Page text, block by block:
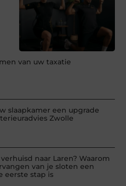
van uw taxatie
slaapkamer een upgrade
Zwolle
naar Laren? Waarom
van je sloten een
eerste stap is